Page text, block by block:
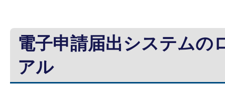
電子申請届出システムの
アル